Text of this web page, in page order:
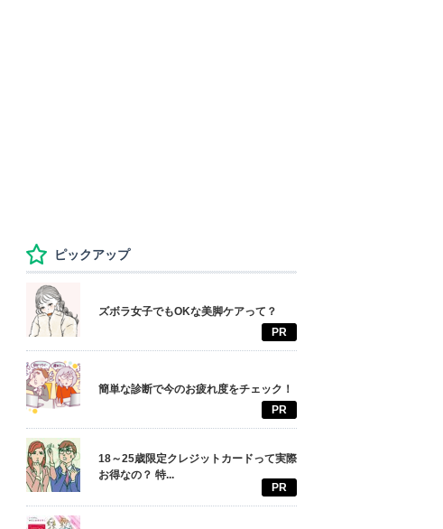
ピックアップ
ズボラ女子でもOKな美脚ケアって？
PR
簡単な診断で今のお疲れ度をチェック！
PR
18～25歳限定クレジットカードって実際
お得なの？ 特...
PR